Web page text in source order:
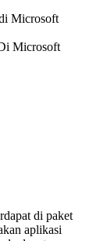
Microsoft
di paket
aplikasi